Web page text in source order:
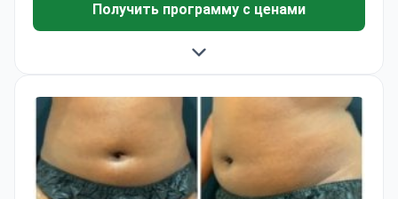
Получить программу с ценами